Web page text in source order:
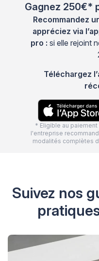
Gagnez 250€*
Recommandez
appréciez via
pro : si elle rejoint
Téléchargez
* Eligible au
l'entreprise
modalités complètes
Suivez nos